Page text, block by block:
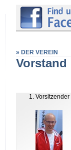
» DER VEREIN
1. Vorsitzender